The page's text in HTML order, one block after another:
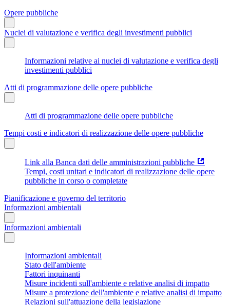
Opere pubbliche
Nuclei di valutazione e verifica degli investimenti pubblici
Informazioni relative ai nuclei di valutazione e verifica degli
investimenti pubblici
Atti di programmazione delle opere pubbliche
Atti di programmazione delle opere pubbliche
Tempi costi e indicatori di realizzazione delle opere pubbliche
Link alla Banca dati delle amministrazioni pubbliche
Tempi, costi unitari e indicatori di realizzazione delle opere
pubbliche in corso o completate
Pianificazione e governo del territorio
Informazioni ambientali
Informazioni ambientali
Informazioni ambientali
Stato dell'ambiente
Fattori inquinanti
Misure incidenti sull'ambiente e relative analisi di impatto
Misure a protezione dell'ambiente e relative analisi di impatto
Relazioni sull'attuazione della legislazione